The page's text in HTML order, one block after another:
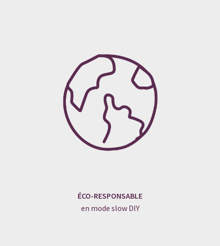
ÉCO-RESPONSABLE
en mode slow DIY